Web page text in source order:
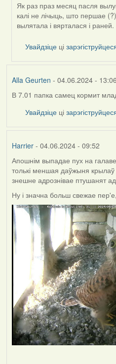
In
reply
to
ZNR
Як раз праз месяц пасля
калі не лічыць, што першае
вылятала і вярталася і раней.
Увайдзіце ці
Alla Geurten - 04.06.2024 - 13:06
В 7.01 папка самец кормит
Увайдзіце ці
Harrier- 04.06.2024 - 09:52
Апошнім выпадае пух на
толькі меншая даўжыня крылаў
знешне адрознівае птушанят ад
Ну і значна больш свежае